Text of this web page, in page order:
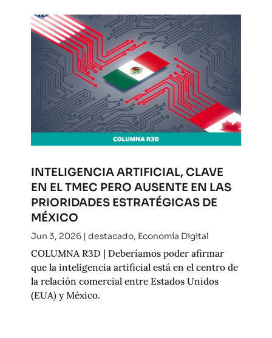
INTELIGENCIA ARTIFICIAL, CLAVE
EN EL TMEC PERO AUSENTE EN LAS
PRIORIDADES ESTRATÉGICAS DE
MÉXICO
Jun 3, 2026| destacado, Economía Digital
COLUMNA R3D | Deberíamos poder afirmar
que la inteligencia artificial está en el centro de
la relación comercial entre Estados Unidos
(EUA) y México.